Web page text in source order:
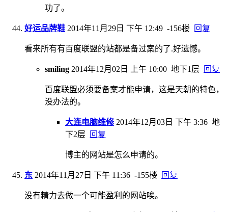
功了。
好运品牌鞋 2014年11月29日 下午 12:49 -156楼 回复
看来所有有百度联盟的站都是备过案的了.好遗憾。
smiling 2014年12月02日 上午 10:00 地下1层 回复
百度联盟必须要备案才能申请，这是天朝的特色，
没办法的。
大连电脑维修 2014年12月03日 下午 3:36 地
下2层
回复
博主的网站是怎么申请的。
东 2014年11月27日 下午 11:36 -155楼 回复
没有精力去做一个可能盈利的网站唉。